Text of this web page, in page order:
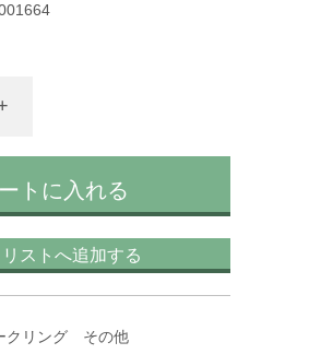
トに入れる
ストへ追加する
クリング その他